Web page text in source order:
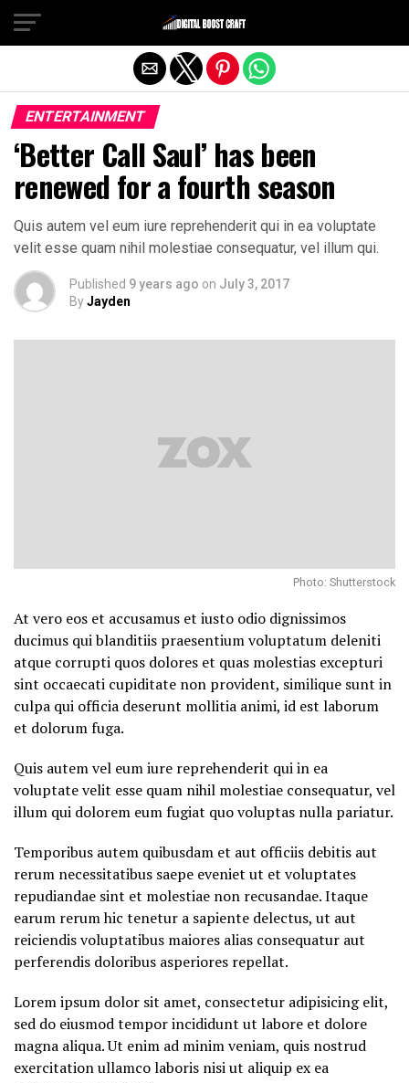
ENTERTAINMENT
‘Better Call Saul’ has been
renewed for a fourth season
Quis autem vel eum iure reprehenderit qui in ea voluptate
velit esse quam nihil molestiae consequatur, vel illum qui.
Published 9 years ago on July 3, 2017
ByJayden
Photo: Shutterstock
At vero eos et accusamus et iusto odio dignissimos
ducimus qui blanditiis praesentium voluptatum deleniti
atque corrupti quos dolores et quas molestias excepturi
sint occaecati cupiditate non provident, similique sunt in
culpa qui officia deserunt mollitia animi, id est laborum
et dolorum fuga.
Quis autem vel eum iure reprehenderit qui in ea
voluptate velit esse quam nihil molestiae consequatur, vel
illum qui dolorem eum fugiat quo voluptas nulla pariatur.
Temporibus autem quibusdam et aut officiis debitis aut
rerum necessitatibus saepe eveniet ut et voluptates
repudiandae sint et molestiae non recusandae. Itaque
earum rerum hic tenetur a sapiente delectus, ut aut
reiciendis voluptatibus maiores alias consequatur aut
perferendis doloribus asperiores repellat.
Lorem ipsum dolor sit amet, consectetur adipisicing elit,
sed do eiusmod tempor incididunt ut labore et dolore
magna aliqua. Ut enim ad minim veniam, quis nostrud
exercitation ullamco laboris nisi ut aliquip ex ea
Exit mobile version